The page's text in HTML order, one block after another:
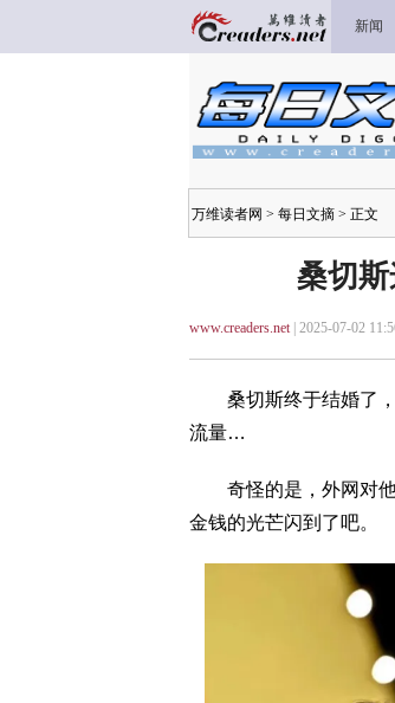
新闻
万维读者网 > 每日文摘 > 正文
桑切
www.creaders.net| 2025-07-02
桑切斯终于结婚了，
流量…
奇怪的是，外网对他
金钱的光芒闪到了吧。